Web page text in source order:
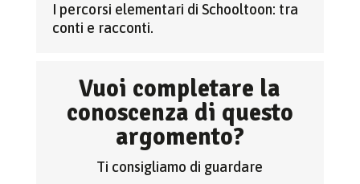
I percorsi elementari di Schooltoon: tra
conti e racconti.
Vuoi completare la
conoscenza di questo
argomento?
Ti consigliamo di guardare